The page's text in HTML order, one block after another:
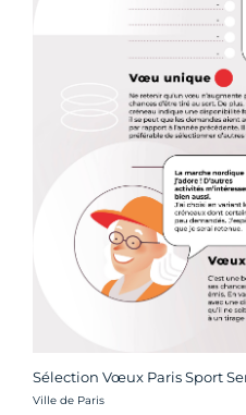
Sélection Vœux Paris Sport
Crédit photo :
Ville de Paris